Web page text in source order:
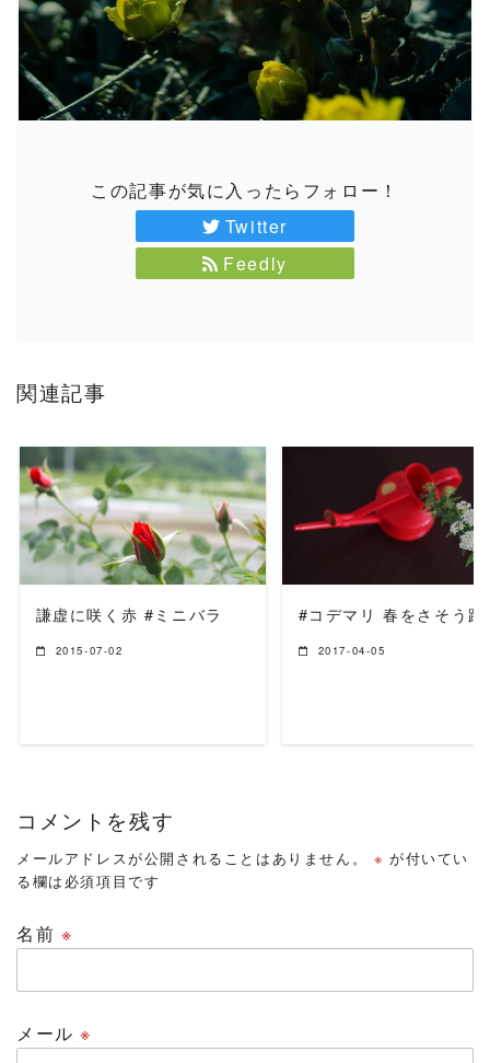
この記事が気に入ったらフォロー！
Twitter
Feedly
関連記事
READ MORE
謙虚に咲く赤 #ミニバラ
2015-07-02
READ MORE
#コデマリ 春をさそう踊
2017-04-05
コメントを残す
メールアドレスが公開されることはありません。 ※ が付いてい
る欄は必須項目です
名前 ※
メール※